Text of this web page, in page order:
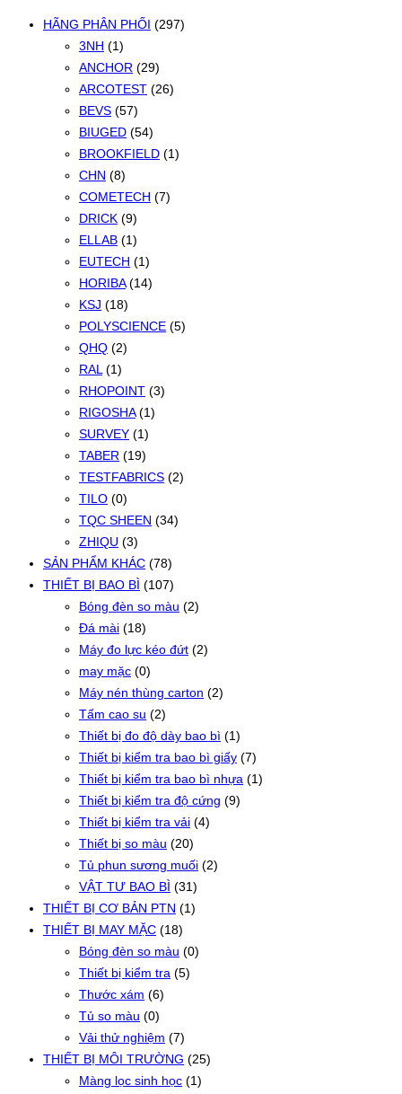
HÃNG PHÂN PHỐI (297)
3NH (1)
ANCHOR (29)
ARCOTEST (26)
BEVS (57)
BIUGED (54)
BROOKFIELD (1)
CHN (8)
COMETECH (7)
DRICK (9)
ELLAB (1)
EUTECH (1)
HORIBA (14)
KSJ (18)
POLYSCIENCE (5)
QHQ (2)
RAL (1)
RHOPOINT (3)
RIGOSHA (1)
SURVEY (1)
TABER (19)
TESTFABRICS (2)
TILO (0)
TQC SHEEN (34)
ZHIQU (3)
SẢN PHẨM KHÁC (78)
THIẾT BỊ BAO BÌ (107)
Bóng đèn so màu (2)
Đá mài (18)
Máy đo lực kéo đứt (2)
may mặc (0)
Máy nén thùng carton (2)
Tấm cao su (2)
Thiết bị đo độ dày bao bì (1)
Thiết bị kiểm tra bao bì giấy (7)
Thiết bị kiểm tra bao bì nhựa (1)
Thiết bị kiểm tra độ cứng (9)
Thiết bị kiểm tra vải (4)
Thiết bị so màu (20)
Tủ phun sương muối (2)
VẬT TƯ BAO BÌ (31)
THIẾT BỊ CƠ BẢN PTN (1)
THIẾT BỊ MAY MẶC (18)
Bóng đèn so màu (0)
Thiết bị kiểm tra (5)
Thước xám (6)
Tủ so màu (0)
Vải thử nghiệm (7)
THIẾT BỊ MÔI TRƯỜNG (25)
Màng lọc sinh học (1)